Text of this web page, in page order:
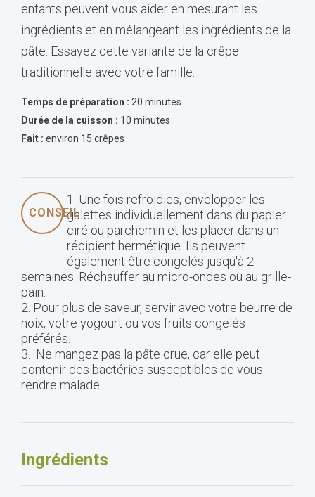
enfants peuvent vous aider en mesurant les
ingrédients et en mélangeant les ingrédients de la
pâte. Essayez cette variante de la crêpe
traditionnelle avec votre famille.
Temps de préparation : 20 minutes
Durée de la cuisson : 10 minutes
Fait : environ 15 crêpes
CONSEIL
1. Une fois refroidies, envelopper les
galettes individuellement dans du papier
ciré ou parchemin et les placer dans un
récipient hermétique. Ils peuvent
également être congelés jusqu'à 2
semaines. Réchauffer au micro-ondes ou au grille-
pain.
2. Pour plus de saveur, servir avec votre beurre de
noix, votre yogourt ou vos fruits congelés
préférés.
3. Ne mangez pas la pâte crue, car elle peut
contenir des bactéries susceptibles de vous
rendre malade.
Ingrédients